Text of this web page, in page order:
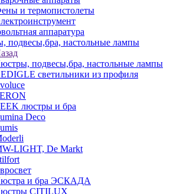
и термопистолеты
аппаратура
подвесы,бра, настольные лампы
подвесы,бра, настольные лампы
светильники из профиля
люстры и бра
Deco
LIGHT, De Markt
и бра ЭСКАДА
CITILUX